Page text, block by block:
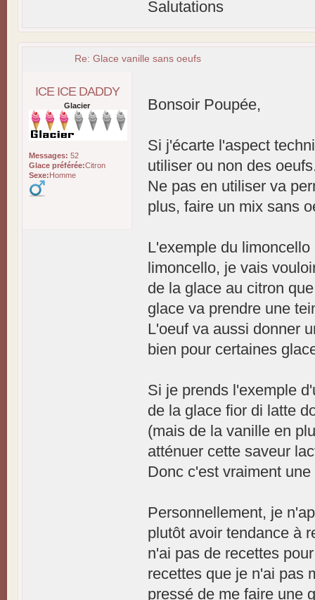
Salutations
Re: Glace vanille sans oeufs
ICE ICE DADDY
Glacier
Messages: 52
Glace préférée:Citron
Sexe:Homme
Bonsoir Poupée,
Si j'écarte l'aspect
utiliser ou non des
Ne pas en utiliser va
plus, faire un mix sans
L'exemple du
limoncello, je vais
de la glace au citron
glace va prendre une
L'oeuf va aussi donner
bien pour certaines
Si je prends l'exemple
de la glace fior di latte
(mais de la vanille en
atténuer cette saveur
Donc c'est vraiment
Personnellement, je
plutôt avoir tendance à
n'ai pas de recettes
recettes que je n'ai pas
pressé de me faire une